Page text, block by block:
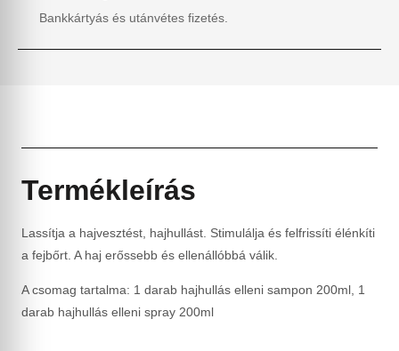
Bankkártyás és utánvétes fizetés.
Termékleírás
Lassítja a hajvesztést, hajhullást. Stimulálja és felfrissíti élénkíti
a fejbőrt. A haj erőssebb és ellenállóbbá válik.
A csomag tartalma: 1 darab hajhullás elleni sampon 200ml, 1
darab hajhullás elleni spray 200ml